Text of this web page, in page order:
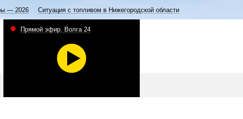
— 2026 Ситуация с топливом в Нижегородской области
Прямой эфир. Волга 24